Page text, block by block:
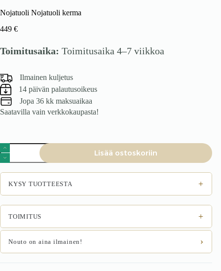
Nojatuoli Nojatuoli kerma
449 €
Toimitusaika: Toimitusaika 4–7 viikkoa
Ilmainen kuljetus
14 päivän palautusoikeus
Jopa 36 kk maksuaikaa
Saatavilla vain verkkokaupasta!
Nojatuoli
Nojatuoli
kerma
määrä
Lisää ostoskoriin
KYSY TUOTTEESTA +
TOIMITUS +
Nouto on aina ilmainen! ›